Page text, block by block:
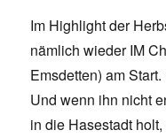
Im Highlight der
nämlich wieder IM
Emsdetten) am
Und wenn ihn nicht
in die Hasestadt